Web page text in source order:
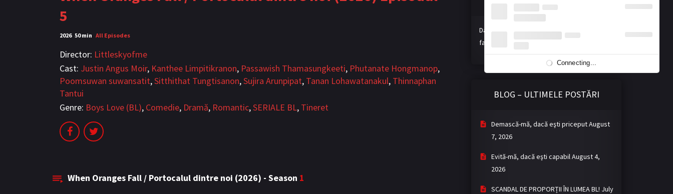
5
2026 50 min All Episodes
Director: Littleskyofme
Cast: Justin Angus Moir, Kanthee Limpitikranon, Passawish Thamasungkeeti, Phutanate Hongmanop,
Poomsuwan suwansatit,Sitthithat Tungtisanon,Sujira Arunpipat, Tanan Lohawatanakul, Thinnaphan
Tantui
Genre: Boys Love (BL), Comedie, Dramă, Romantic,SERIALE BL, Tineret
When Oranges Fall / Portocalul dintre noi (2026) - Season 1
Dacă vă place activitatea noastră, ne puteți
face o donație voluntară. Mulțumim!
BLOG – ULTIMELE POSTĂRI
Demască-mă, dacă eşti priceputAugust
7, 2026
Evită-mă, dacă eşti capabilAugust 4,
2026
SCANDAL DE PROPORȚII ÎN LUMEA BL! July
Connecting...